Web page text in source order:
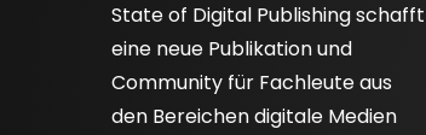
State of Digital Publishing schafft
eine neue Publikation und
Community für Fachleute aus
den Bereichen digitale Medien